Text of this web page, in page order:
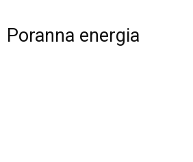
Poranna energia